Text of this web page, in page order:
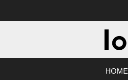
HOME